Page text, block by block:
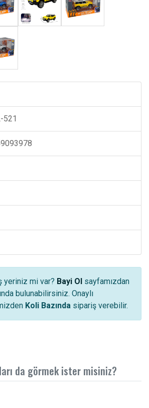
521
yeriniz mi var? Bayi Ol sayfamızdan
bulunabilirsiniz. Onaylı
Koli Bazında sipariş verebilir.
da görmek ister misiniz?